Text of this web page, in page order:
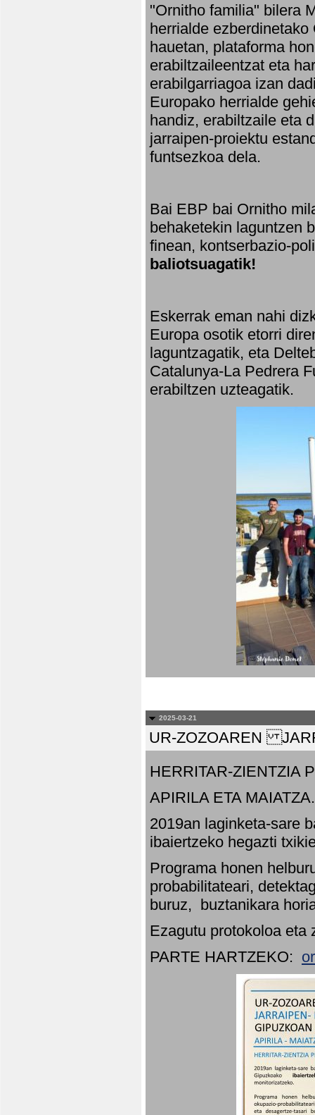
"Ornitho familia" bilera
herrialde
hauetan, plataforma
erabiltzaileentzat eta
erabilgarriagoa izan
Europako herrialde
handiz, erabiltzaile eta
jarraipen-proiektu
funtsezkoa dela.
Bai EBP bai Ornitho
behaketekin laguntzen
finean, kontserbazio-
baliotsuagatik!
Eskerrak eman nahi
Europa osotik etorri
laguntzagatik, eta
Catalunya-La Pedrera
erabiltzen uzteagatik.
2025-03-21
UR-ZOZOAREN
HERRITAR-ZIENTZIA
APIRILA ETA MAIATZA.
2019an laginketa-sare
ibaiertzeko hegazti
Programa honen
probabilitateari,
buruz, buztanikara
Ezagutu protokoloa eta
PARTE HARTZEKO: